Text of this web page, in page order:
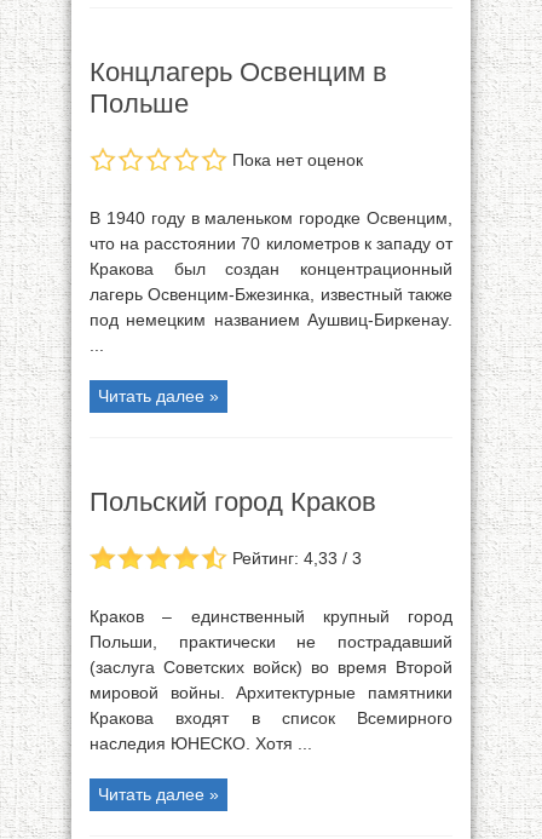
Концлагерь Освенцим в
Польше
Пока нет оценок
В 1940 году в маленьком городке Освенцим,
что на расстоянии 70 километров к западу от
Кракова был создан концентрационный
лагерь Освенцим-Бжезинка, известный также
под немецким названием Аушвиц-Биркенау.
Читать далее »
Польский город Краков
Рейтинг: 4,33 / 3
Краков – единственный крупный город
Польши, практически не пострадавший
(заслуга Советских войск) во время Второй
мировой войны. Архитектурные памятники
Кракова входят в список Всемирного
наследия ЮНЕСКО. Хотя ...
Читать далее »